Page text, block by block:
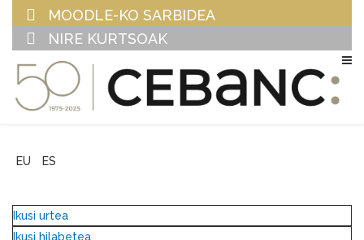
MOODLE-KO SARBIDEA
NIRE KURTSOAK
EU ES
Ikusi urtea
Ikusi hilabetea